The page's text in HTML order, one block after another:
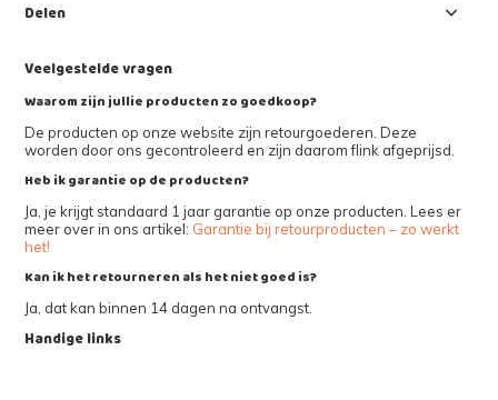
Delen
Veelgestelde vragen
Waarom zijn jullie producten zo goedkoop?
De producten op onze website zijn retourgoederen. Deze
worden door ons gecontroleerd en zijn daarom flink afgeprijsd.
Heb ik garantie op de producten?
Ja, je krijgt standaard 1 jaar garantie op onze producten. Lees er
meer over in ons artikel: Garantie bij retourproducten – zo werkt
het!
Kan ik het retourneren als het niet goed is?
Ja, dat kan binnen 14 dagen na ontvangst.
Handige links